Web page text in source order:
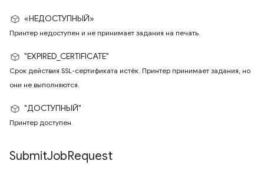
«НЕДОСТУПНЫЙ»
Принтер недоступен и не принимает задания на печать.
"EXPIRED_CERTIFICATE"
Срок действия SSL-сертификата истёк. Принтер принимает задания, но
они не выполняются.
"ДОСТУПНЫЙ"
Принтер доступен.
SubmitJobRequest